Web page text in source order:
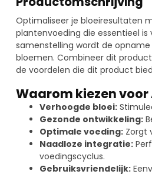
Optimaliseer je bloeiresultaten
plantenvoeding die essentieel
samenstelling wordt de
bloemen. Combineer dit
de voordelen die dit product
Waarom kiezen voor
Verhoogde bloei:
Gezonde ontwikkeling:
Optimale voeding: Zorgt
Naadloze integratie:
voedingscyclus.
Gebruiksvriendelijk: